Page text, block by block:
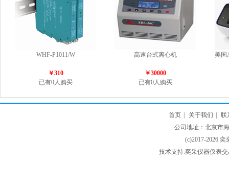
WHF-P1011/W
￥310
已有0人购买
高速台式离心机
￥30000
已有0人购买
美国
首页 关于我们
联
公司地址：北京市
(c)2017-2026
技术支持:奕采仪器仪表